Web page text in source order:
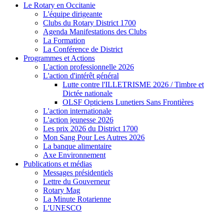
Le Rotary en Occitanie
L'équipe dirigeante
Clubs du Rotary District 1700
Agenda Manifestations des Clubs
La Formation
La Conférence de District
Programmes et Actions
L'action professionnelle 2026
L'action d'intérêt général
Lutte contre l'ILLETRISME 2026 / Timbre et
Dictée nationale
OLSF Opticiens Lunetiers Sans Frontières
L'action internationale
L'action jeunesse 2026
Les prix 2026 du District 1700
Mon Sang Pour Les Autres 2026
La banque alimentaire
Axe Environnement
Publications et médias
Messages présidentiels
Lettre du Gouverneur
Rotary Mag
La Minute Rotarienne
L'UNESCO